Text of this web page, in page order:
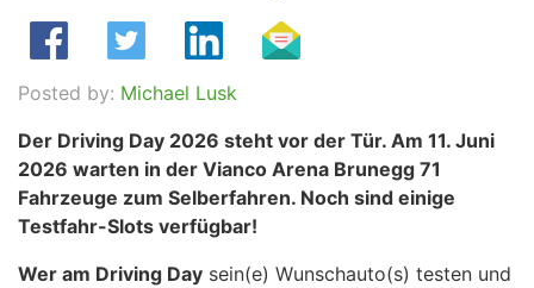
Posted by: Michael Lusk
Der Driving Day 2026 steht vor der Tür. Am 11. Juni
2026 warten in der Vianco Arena Brunegg 71
Fahrzeuge zum Selberfahren. Noch sind einige
Testfahr-Slots verfügbar!
Wer am Driving Day sein(e) Wunschauto(s) testen und